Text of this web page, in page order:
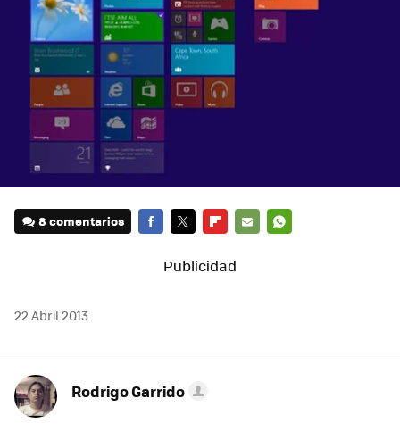
8 comentarios
MAIL
22 Abril 2013
Rodrigo Garrido